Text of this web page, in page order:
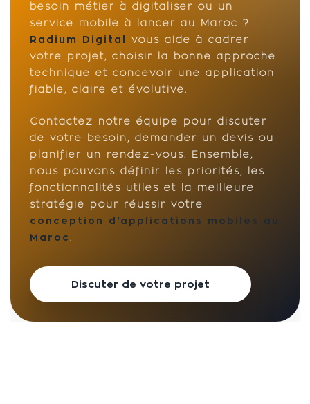
besoin métier à digitaliser ou un
service mobile à lancer au Maroc ?
Radium Digital
vous aide à cadrer
votre projet, choisir la bonne approche
technique et concevoir une application
fiable, claire et évolutive.
Contactez notre équipe pour discuter
de votre besoin, demander un devis ou
planifier un rendez-vous. Ensemble,
nous pouvons définir les priorités, les
fonctionnalités utiles et la meilleure
stratégie pour réussir votre
conception d'applications mobiles au
Maroc .
Discuter de votre projet